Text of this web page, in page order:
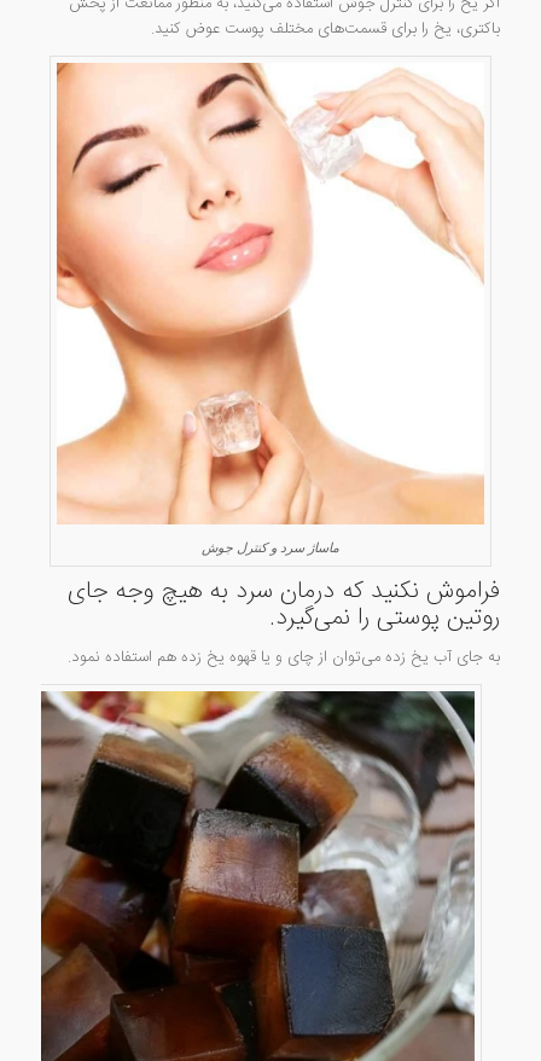
باکتری، یخ را برای قسمت‌های مختلف پوست عوض کنید.
ماساژ سرد و کنترل جوش
فراموش نکنید که درمان سرد به هیچ وجه جای
روتین پوستی را نمی‌گیرد.
به جای آب یخ زده می‌توان از چای و یا قهوه یخ زده هم استفاده نمود.